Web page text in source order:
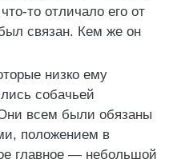
то отличало его от
связан. Кем же он
низко ему
собачьей
всем были обязаны
положением в
главное — небольшой